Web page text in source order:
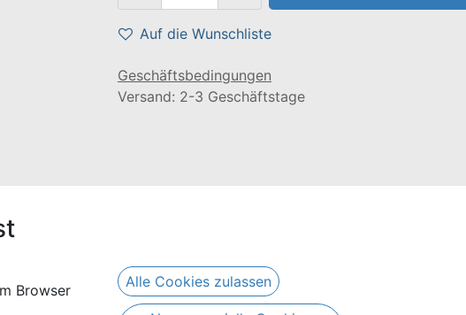
Auf die Wunschliste
Geschäftsbedingungen
Versand: 2-3 Geschäftstage
mit einem lederumwickelten Griff in den Farben rot/beige/schwarz.
Browser
Alle Cookies zulassen